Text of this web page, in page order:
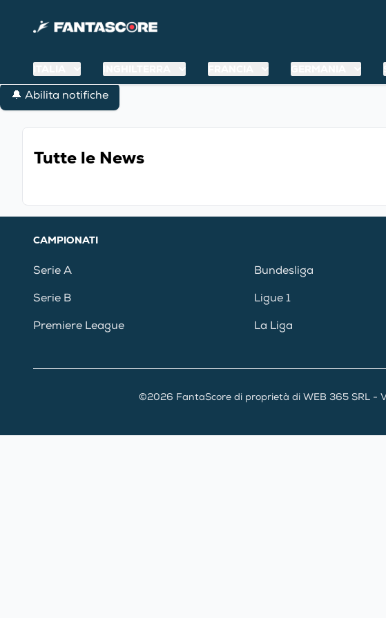
🔔 Abilita notifiche
Tutte le News
CAMPIONATI
Serie A
Serie B
Premiere League
Bundesliga
Ligue 1
La Liga
©2026 FantaScore di proprietà di WEB 365 SRL -